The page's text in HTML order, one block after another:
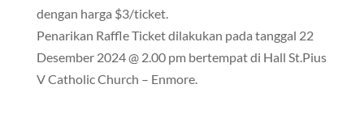
dengan harga $3/ticket.
Penarikan Raffle Ticket dilakukan pada tanggal 22
Desember 2024 @ 2.00 pm bertempat di Hall St.Pius
V Catholic Church – Enmore.